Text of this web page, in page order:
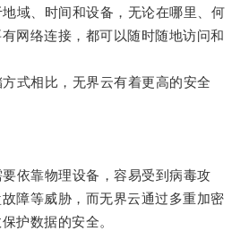
、时间和设备，无论在哪里、何
网络连接，都可以随时随地访问和
相比，无界云有着更高的安全
靠物理设备，容易受到病毒攻
障等威胁，而无界云通过多重加密
护数据的安全。